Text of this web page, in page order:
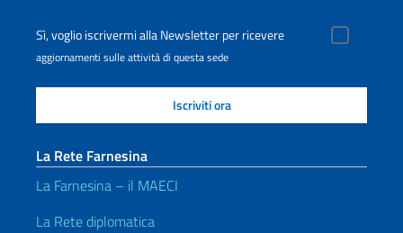
Sì, voglio iscrivermi alla Newsletter per ricevere
aggiornamenti sulle attività di questa sede
La Rete Farnesina
La Farnesina – il MAECI
La Rete diplomatica